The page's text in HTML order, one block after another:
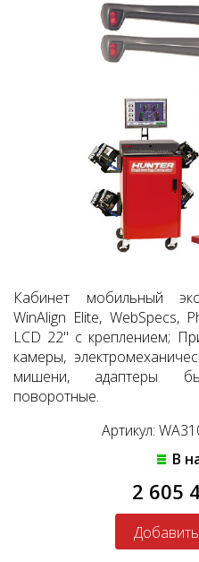
Кабинет мобильный
WinAlign Elite, WebSpecs,
LCD 22" с креплением;
камеры,
мишени, адаптеры
поворотные.
Артикул:
В
2 605